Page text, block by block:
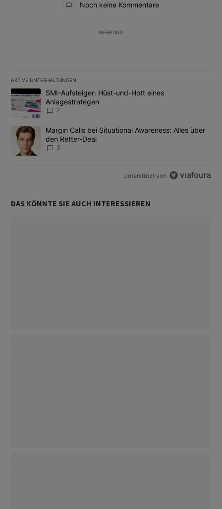
Noch keine Kommentare
WERBUNG
AKTIVE UNTERHALTUNGEN
Das Folgende ist eine Liste der am meisten kommentierten
Ein Trendartikel mit dem Titel "SMI-Aufsteiger: Hüst-und-Hott
SMI-Aufsteiger: Hüst-und-Hott eines
Anlagestrategen
2
Ein Trendartikel mit dem Titel "Margin Calls bei Situational
Margin Calls bei Situational Awareness: Alles über
den Retter-Deal
3
Unterstützt von
DAS KÖNNTE SIE AUCH INTERESSIEREN